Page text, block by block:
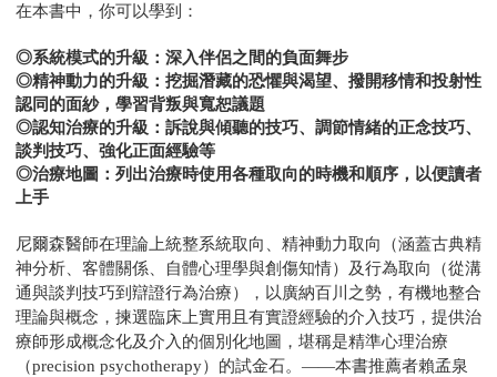
在本書中，你可以學到：
◎系統模式的升級：深入伴侶之間的負面舞步
◎精神動力的升級：挖掘潛藏的恐懼與渴望、撥開移情和投射性
認同的面紗，學習背叛與寬恕議題
◎認知治療的升級：訴說與傾聽的技巧、調節情緒的正念技巧、
談判技巧、強化正面經驗等
◎治療地圖：列出治療時使用各種取向的時機和順序，以便讀者
上手
尼爾森醫師在理論上統整系統取向、精神動力取向（涵蓋古典精
神分析、客體關係、自體心理學與創傷知情）及行為取向（從溝
通與談判技巧到辯證行為治療），以廣納百川之勢，有機地整合
理論與概念，揀選臨床上實用且有實證經驗的介入技巧，提供治
療師形成概念化及介入的個別化地圖，堪稱是精準心理治療
（precision psychotherapy）的試金石。——本書推薦者賴孟泉